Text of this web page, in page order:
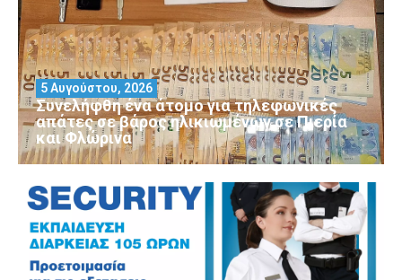
Συνελήφθη ένα άτομο για τηλεφωνικές
απάτες σε βάρος ηλικιωμένων σε Πιερία
και Φλώρινα
5 Αυγούστου, 2026